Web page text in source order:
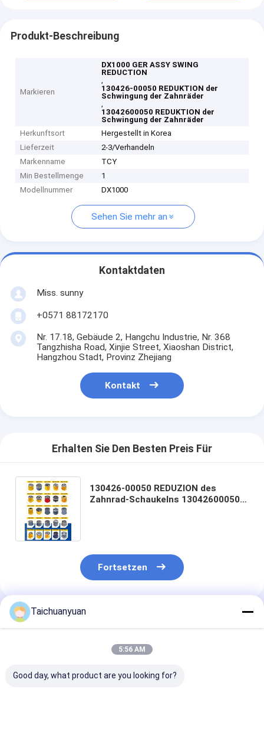
Produkt-Beschreibung
Markieren
DX1000 GER ASSY SWING
REDUCTION
,
130426-00050 REDUKTION der
Schwingung der Zahnräder
,
13042600050 REDUKTION der
Schwingung der Zahnräder
Herkunftsort
Hergestellt in Korea
Lieferzeit
2-3/Verhandeln
Markenname
TCY
Min Bestellmenge
1
Modellnummer
DX1000
Sehen Sie mehr an
Kontaktdaten
Miss. sunny
+0571 88172170
Nr. 17.18, Gebäude 2, Hangchu Industrie, Nr. 368
Tangzhisha Road, Xinjie Street, Xiaoshan District,
Hangzhou Stadt, Provinz Zhejiang
Kontakt
Erhalten Sie Den Besten Preis Für
130426-00050 REDUZION des
Zahnrad-Schaukelns 13042600050
Fortsetzen
Empfohlene Produkte
Taichuanyuan
5:56 AM
Good day, what product are you looking for?